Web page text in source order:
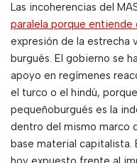
Las incoherencias del
paralela porque entiende
expresión de la estrecha
burgués. El gobierno se
apoyo en regímenes
el turco o el hindú,
pequeñoburgués es la
dentro del mismo marco
base material capitalista.